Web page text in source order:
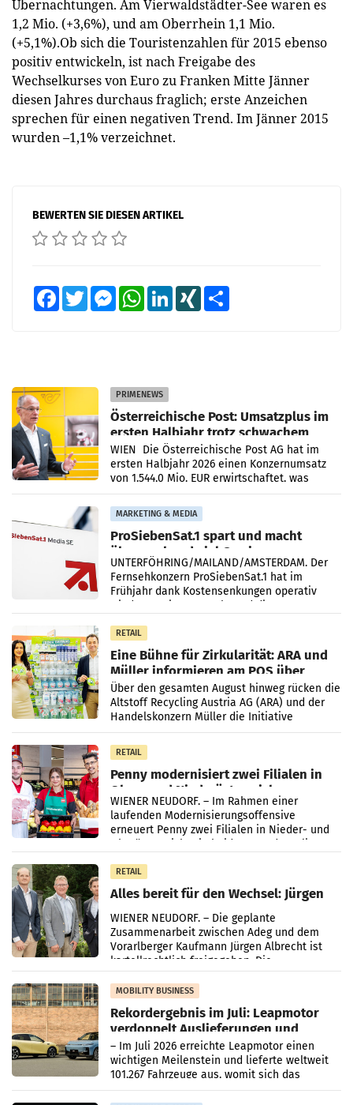
Übernachtungen. Am Vierwaldstädter-See waren es
1,2 Mio. (+3,6%), und am Oberrhein 1,1 Mio.
(+5,1%).Ob sich die Touristenzahlen für 2015 ebenso
positiv entwickeln, ist nach Freigabe des
Wechselkurses von Euro zu Franken Mitte Jänner
diesen Jahres durchaus fraglich; erste Anzeichen
sprechen für einen negativen Trend. Im Jänner 2015
wurden –1,1% verzeichnet.
BEWERTEN SIE DIESEN ARTIKEL
FacebookTwitter MessengerWhatsAppLinkedInXING
PRIMENEWS
Österreichische Post: Umsatzplus im
ersten Halbjahr trotz schwachem
Briefgeschäft
WIEN Die Österreichische Post AG hat im
ersten Halbjahr 2026 einen Konzernumsatz
von 1.544,0 Mio. EUR erwirtschaftet, was
einem Plus von 3,8 Prozent gegenüber dem
Vergleichszeitraum
MARKETING & MEDIA
ProSiebenSat.1 spart und macht
überraschend viel Gewinn
UNTERFÖHRING/MAILAND/AMSTERDAM. Der
Fernsehkonzern ProSiebenSat.1 hat im
Frühjahr dank Kostensenkungen operativ
wieder Gewinn gemacht und die
RETAIL
Eine Bühne für Zirkularität: ARA und
Müller informieren am POS über
Kreislauffähigkeit
Über den gesamten August hinweg rücken die
Altstoff Recycling Austria AG (ARA) und der
Handelskonzern Müller die Initiative
„Kreislauf-Helden“ in allen österreichischen
Müller-Filialen
RETAIL
Penny modernisiert zwei Filialen in
Ober- und Niederösterreich
WIENER NEUDORF. – Im Rahmen einer
laufenden Modernisierungsoffensive
erneuert Penny zwei Filialen in Nieder- und
Oberösterreich. Die beiden Standorte liegen
RETAIL
Alles bereit für den Wechsel: Jürgen
Albrecht setzt ab 1.1.2027 auf Adeg
WIENER NEUDORF. – Die geplante
Zusammenarbeit zwischen Adeg und dem
Vorarlberger Kaufmann Jürgen Albrecht ist
kartellrechtlich freigegeben: Die
Bundeswettbewerbsbehörde und der
Bundeskartellanwalt
MOBILITY BUSINESS
Rekordergebnis im Juli: Leapmotor
verdoppelt Auslieferungen und
überschreitet die 100.000er-Marke
– Im Juli 2026 erreichte Leapmotor einen
wichtigen Meilenstein und lieferte weltweit
101.267 Fahrzeuge aus, womit sich das
Ergebnis gegenüber Juli 2025 mehr als